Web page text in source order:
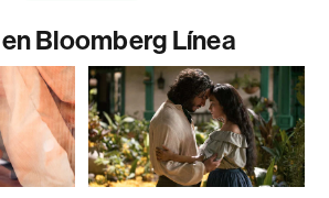
Bloomberg Línea